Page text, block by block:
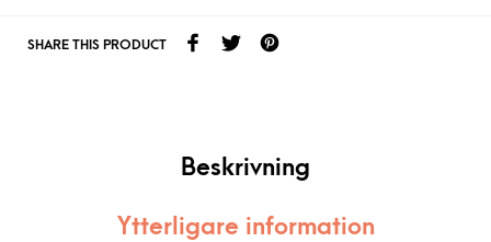
SHARE THIS PRODUCT
Beskrivning
Ytterligare information